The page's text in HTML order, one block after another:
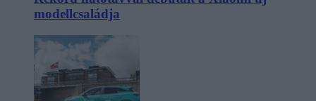
modellcsaládja